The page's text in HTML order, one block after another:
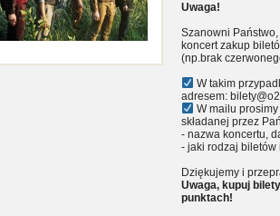
Uwaga!
Szanowni
koncert zakup
(np.brak
W takim
adresem:
W mailu
składanej przez
- nazwa koncertu,
- jaki rodzaj biletów
Dziękujemy i
Uwaga, kupuj
punktach!